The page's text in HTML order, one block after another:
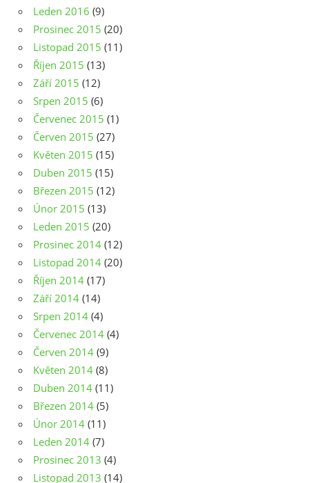
Leden 2016 (9)
Prosinec 2015 (20)
Listopad 2015 (11)
Říjen 2015 (13)
Září 2015 (12)
Srpen 2015 (6)
Červenec 2015 (1)
Červen 2015 (27)
Květen 2015 (15)
Duben 2015 (15)
Březen 2015 (12)
Únor 2015 (13)
Leden 2015 (20)
Prosinec 2014 (12)
Listopad 2014 (20)
Říjen 2014 (17)
Září 2014 (14)
Srpen 2014 (4)
Červenec 2014 (4)
Červen 2014 (9)
Květen 2014 (8)
Duben 2014 (11)
Březen 2014 (5)
Únor 2014 (11)
Leden 2014 (7)
Prosinec 2013 (4)
Listopad 2013 (14)